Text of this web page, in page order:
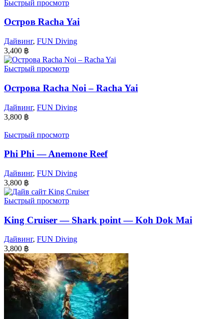
Быстрый просмотр
Остров Racha Yai
Дайвинг, FUN Diving
3,400 ฿
Быстрый просмотр
Острова Racha Noi – Racha Yai
Дайвинг, FUN Diving
3,800 ฿
Быстрый просмотр
Phi Phi — Anemone Reef
Дайвинг, FUN Diving
3,800 ฿
Быстрый просмотр
King Cruiser — Shark point — Koh Dok Mai
Дайвинг, FUN Diving
3,800 ฿